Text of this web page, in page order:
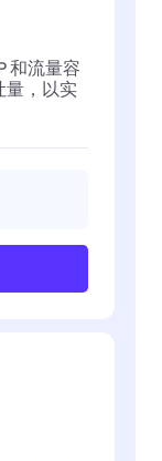
和流量容
量，以实